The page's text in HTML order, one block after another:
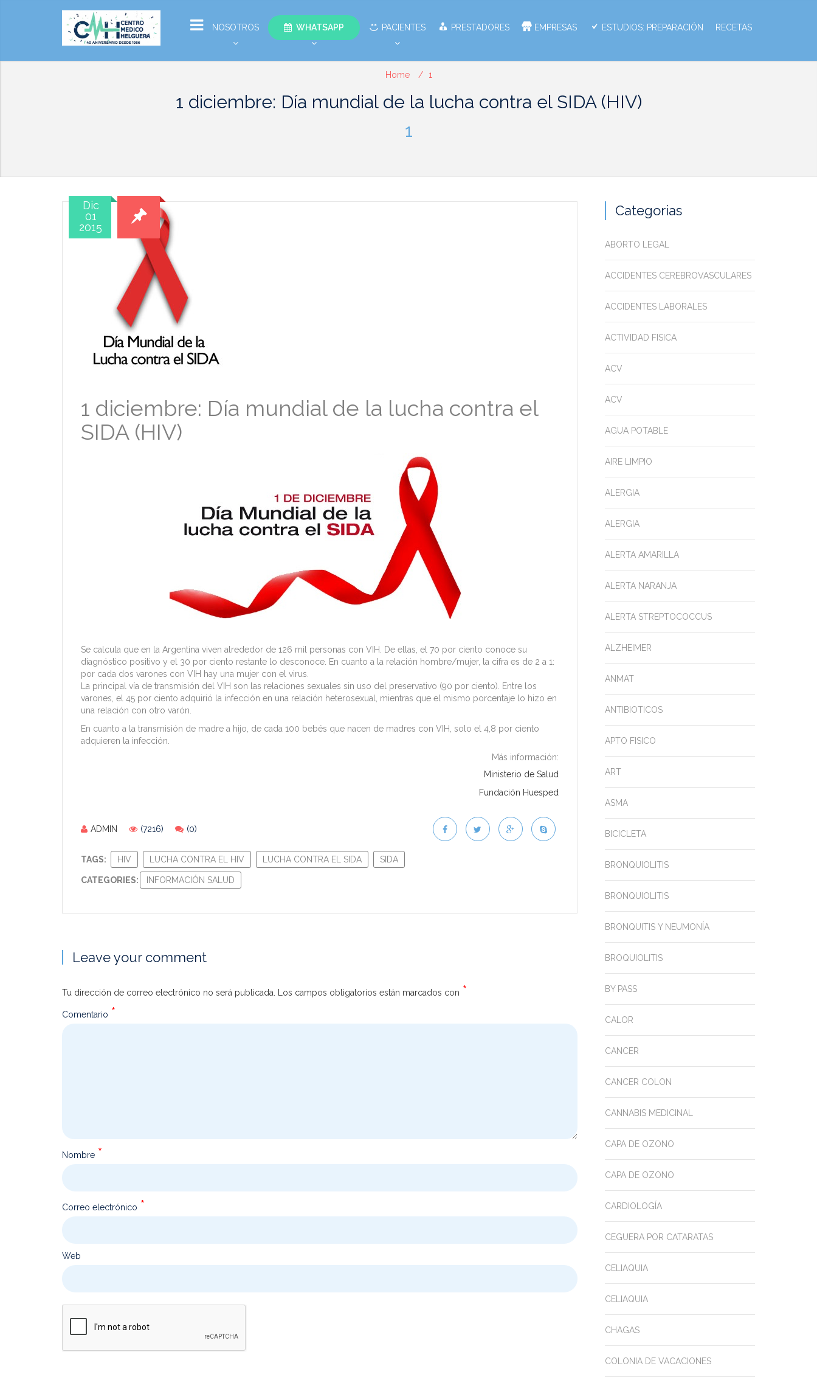
NOSOTROS WHATSAPP PACIENTES PRESTADORES EMPRESAS ESTUDIOS: PREPARACIÓN RECETAS
Home 1
1 diciembre: Día mundial de la lucha contra el SIDA (HIV)
1
Dic
01
2015
1 diciembre: Día mundial de la lucha contra el
SIDA (HIV)
Se calcula que en la Argentina viven alrededor de 126 mil personas con VIH. De ellas, el 70 por ciento conoce su
diagnóstico positivo y el 30 por ciento restante lo desconoce. En cuanto a la relación hombre/mujer, la cifra es de 2 a 1:
por cada dos varones con VIH hay una mujer con el virus.
La principal vía de transmisión del VIH son las relaciones sexuales sin uso del preservativo (90 por ciento). Entre los
varones, el 45 por ciento adquirió la infección en una relación heterosexual, mientras que el mismo porcentaje lo hizo en
una relación con otro varón.
En cuanto a la transmisión de madre a hijo, de cada 100 bebés que nacen de madres con VIH, solo el 4,8 por ciento
adquieren la infección.
Más información:
Ministerio de Salud
Fundación Huesped
ADMIN (7216) (0)
TAGS: HIV LUCHA CONTRA EL HIV LUCHA CONTRA EL SIDA SIDA
CATEGORIES: INFORMACIÓN SALUD
Leave your comment
Tu dirección de correo electrónico no será publicada. Los campos obligatorios están marcados con *
Comentario *
Nombre *
Correo electrónico *
Web
Categorias
ABORTO LEGAL
ACCIDENTES CEREBROVASCULARES
ACCIDENTES LABORALES
ACTIVIDAD FISICA
ACV
ACV
AGUA POTABLE
AIRE LIMPIO
ALERGIA
ALERGIA
ALERTA AMARILLA
ALERTA NARANJA
ALERTA STREPTOCOCCUS
ALZHEIMER
ANMAT
ANTIBIOTICOS
APTO FISICO
ART
ASMA
BICICLETA
BRONQUIOLITIS
BRONQUIOLITIS
BRONQUITIS Y NEUMONÍA
BROQUIOLITIS
BY PASS
CALOR
CANCER
CANCER COLON
CANNABIS MEDICINAL
CAPA DE OZONO
CAPA DE OZONO
CARDIOLOGÍA
CEGUERA POR CATARATAS
CELIAQUIA
CELIAQUIA
CHAGAS
COLONIA DE VACACIONES